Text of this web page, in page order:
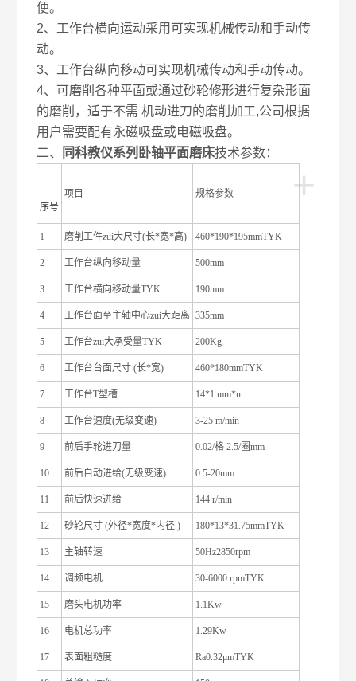
便。
2、工作台横向运动采用可实现机械传动和手动传
动。
3、工作台纵向移动可实现机械传动和手动传动。
4、可磨削各种平面或通过砂轮修形进行复杂形面
的磨削，适于不需 机动进刀的磨削加工,公司根据
用户需要配有永磁吸盘或电磁吸盘。
二、
同科教仪系列卧轴平面磨床技术参数：
+
序号
项目 规格参数
1 磨削工件zui大尺寸(长*宽*高) 460*190*195mmTYK
2 工作台纵向移动量 500mm
3 工作台横向移动量TYK 190mm
4 工作台面至主轴中心zui大距离 335mm
5 工作台zui大承受量TYK 200Kg
6 工作台台面尺寸 (长*宽) 460*180mmTYK
7 工作台T型槽 14*1 mm*n
8 工作台速度(无级变速) 3-25 m/min
9 前后手轮进刀量 0.02/格 2.5/圈mm
10 前后自动进给(无级变速) 0.5-20mm
11 前后快速进给 144 r/min
12 砂轮尺寸 (外径*宽度*内径 ) 180*13*31.75mmTYK
13 主轴转速 50Hz2850rpm
14 调频电机 30-6000 rpmTYK
15 磨头电机功率 1.1Kw
16 电机总功率 1.29Kw
17 表面粗糙度 Ra0.32μmTYK